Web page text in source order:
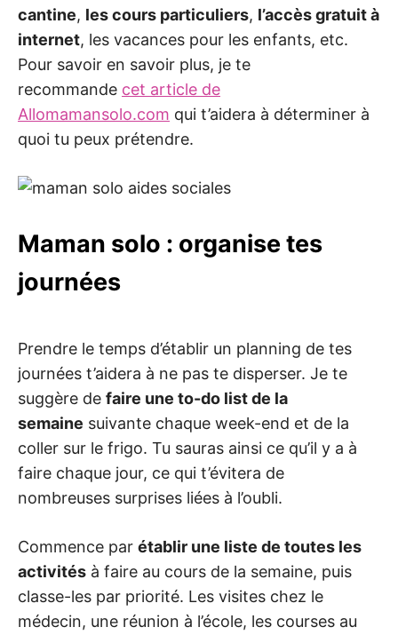
cantine, les cours particuliers, l’accès gratuit à
internet, les vacances pour les enfants, etc.
Pour savoir en savoir plus, je te
recommande cet article de
Allomamansolo.com qui t’aidera à déterminer à
quoi tu peux prétendre.
Maman solo : organise tes
journées
Prendre le temps d’établir un planning de tes
journées t’aidera à ne pas te disperser. Je te
suggère de faire une to-do list de la
semaine suivante chaque week-end et de la
coller sur le frigo. Tu sauras ainsi ce qu’il y a à
faire chaque jour, ce qui t’évitera de
nombreuses surprises liées à l’oubli.
Commence par établir une liste de toutes les
activités à faire au cours de la semaine, puis
classe-les par priorité. Les visites chez le
médecin, une réunion à l’école, les courses au